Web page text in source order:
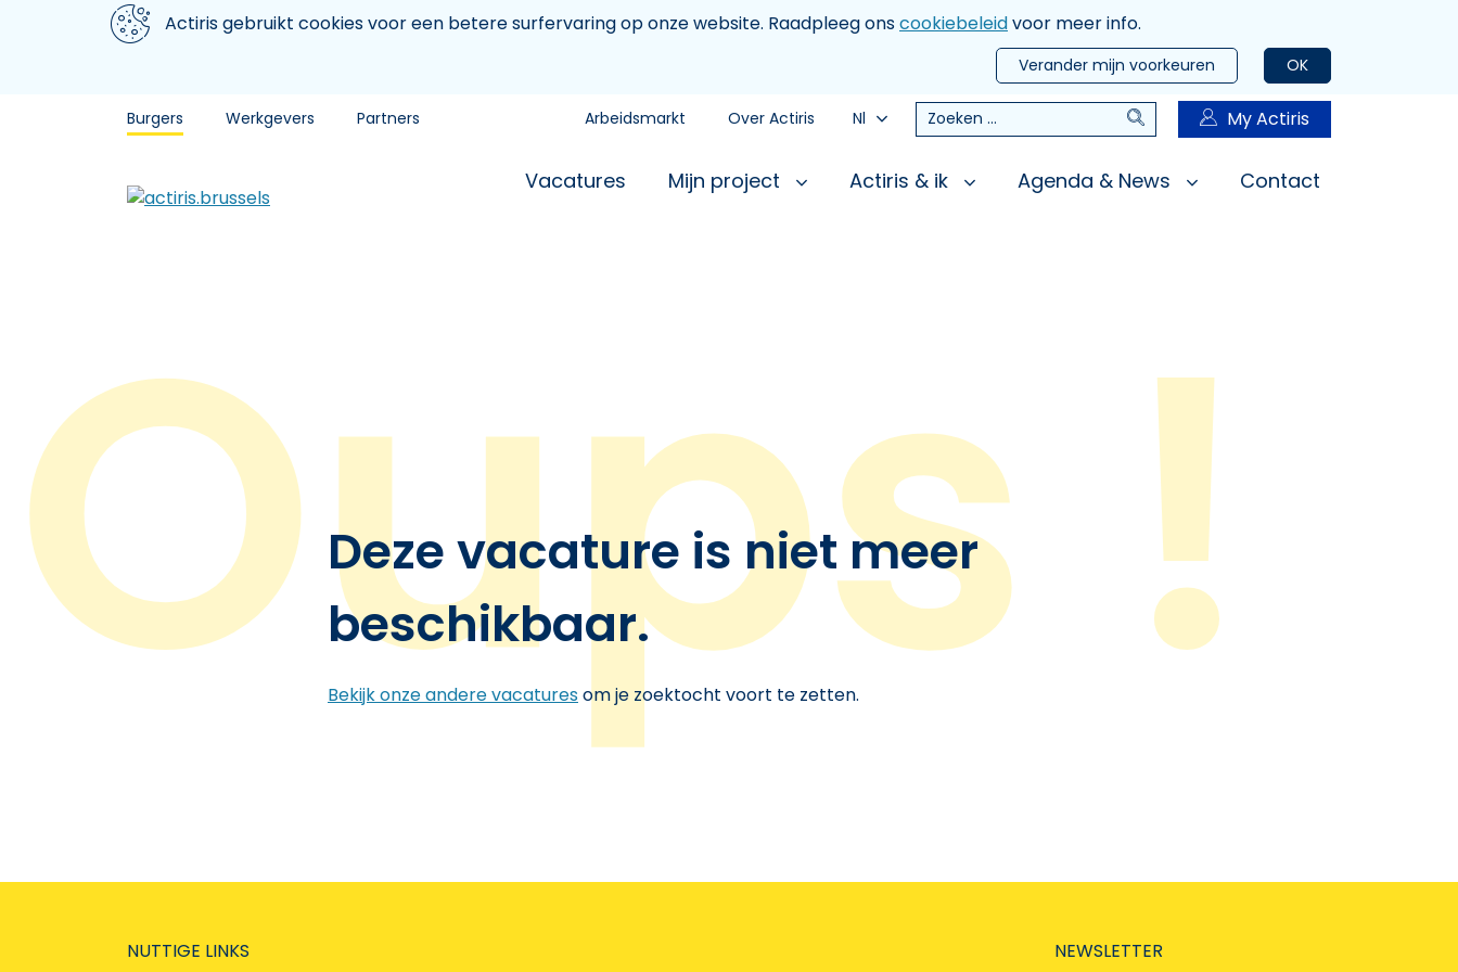
Aller au contenu principal
We gebruiken cookiesActiris gebruikt cookies voor een betere surfervaring op onze website. Raadpleeg onscookiebeleidvoor meer info.
OK
Verander mijn voorkeuren
Burgers Werkgevers Partners Arbeidsmarkt Over Actiris Nl Zoeken Zoeken My Actiris
Vacatures Mijn project Actiris & ik Agenda & News Contact
Deze vacature is niet meer
beschikbaar.
Bekijk onze andere vacaturesom je zoektocht voort te zetten.
NUTTIGE LINKS NEWSLETTER